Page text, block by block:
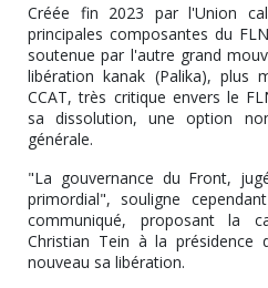
Créée fin 2023 par l'Union
principales composantes du
soutenue par l'autre grand
libération kanak (Palika), plus
CCAT, très critique envers le
sa dissolution, une option
générale.
"La gouvernance du Front,
primordial", souligne
communiqué, proposant la
Christian Tein à la présidence
nouveau sa libération.